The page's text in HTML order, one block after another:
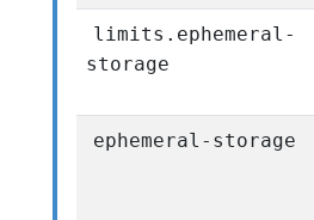
limits.ephemeral-
storage
ephemeral-storage